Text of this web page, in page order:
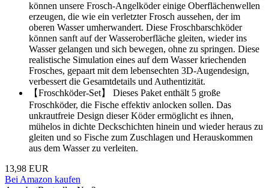
können unsere Frosch-Angelköder einige Oberflächenwellen
erzeugen, die wie ein verletzter Frosch aussehen, der im
oberen Wasser umherwandert. Diese Froschbarschköder
können sanft auf der Wasseroberfläche gleiten, wieder ins
Wasser gelangen und sich bewegen, ohne zu springen. Diese
realistische Simulation eines auf dem Wasser kriechenden
Frosches, gepaart mit dem lebensechten 3D-Augendesign,
verbessert die Gesamtdetails und Authentizität.
【Froschköder-Set】 Dieses Paket enthält 5 große
Froschköder, die Fische effektiv anlocken sollen. Das
unkrautfreie Design dieser Köder ermöglicht es ihnen,
mühelos in dichte Deckschichten hinein und wieder heraus zu
gleiten und so Fische zum Zuschlagen und Herauskommen
aus dem Wasser zu verleiten.
13,98 EUR
Bei Amazon kaufen